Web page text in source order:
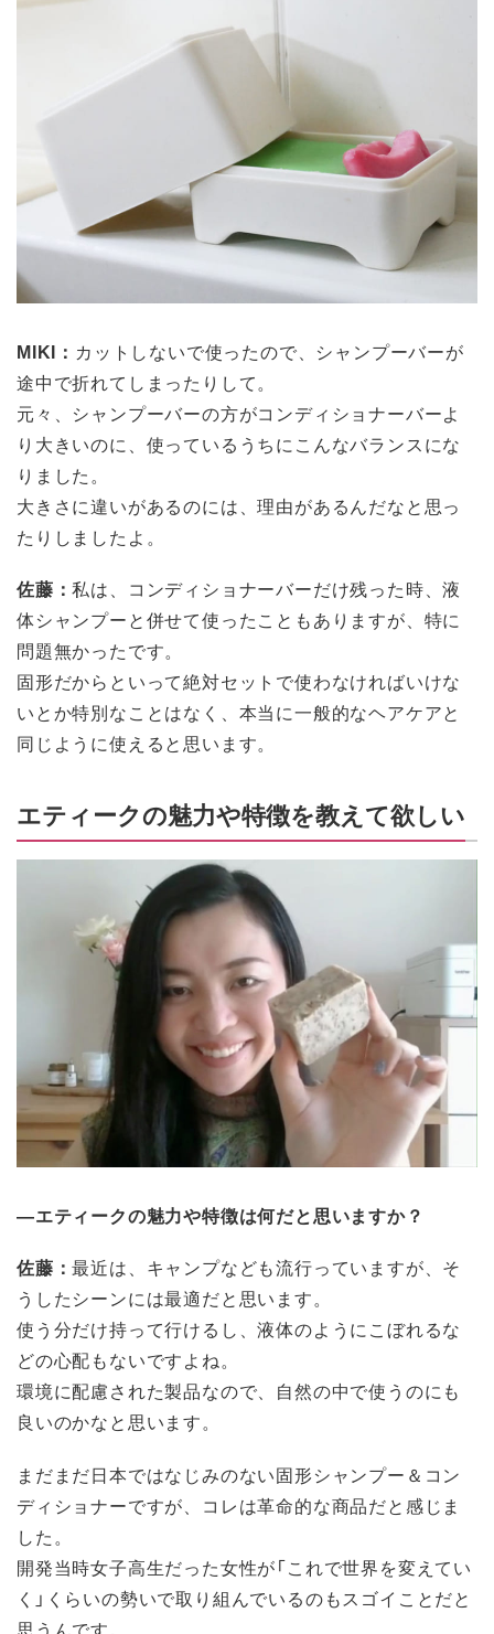
MIKI： カットしないで使ったので、シャンプーバーが
途中で折れてしまったりして。
元々、シャンプーバーの方がコンディショナーバーよ
り大きいのに、使っているうちにこんなバランスにな
りました。
大きさに違いがあるのには、理由があるんだなと思っ
たりしましたよ。
佐藤：私は、コンディショナーバーだけ残った時、液
体シャンプーと併せて使ったこともありますが、特に
問題無かったです。
固形だからといって絶対セットで使わなければいけな
いとか特別なことはなく、本当に一般的なヘアケアと
同じように使えると思います。
エティークの魅力や特徴を教えて欲しい
―エティークの魅力や特徴は何だと思いますか？
佐藤：最近は、キャンプなども流行っていますが、そ
うしたシーンには最適だと思います。
使う分だけ持って行けるし、液体のようにこぼれるな
どの心配もないですよね。
環境に配慮された製品なので、自然の中で使うのにも
良いのかなと思います。
まだまだ日本ではなじみのない固形シャンプー＆コン
ディショナーですが、コレは革命的な商品だと感じま
した。
開発当時女子高生だった女性が「これで世界を変えてい
く」くらいの勢いで取り組んでいるのもスゴイことだと
思うんです。